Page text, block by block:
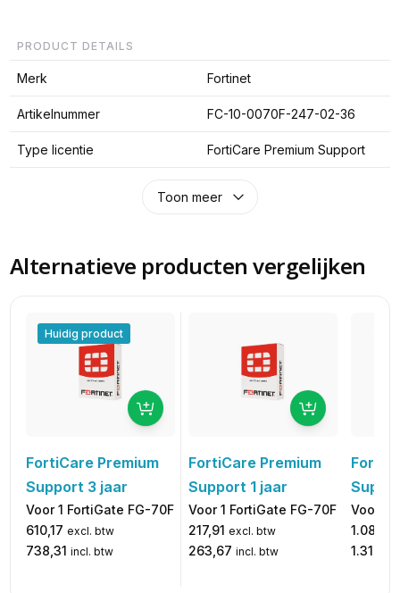
PRODUCT DETAILS
Merk Fortinet
Artikelnummer FC-10-0070F-247-02-36
Type licentie FortiCare Premium Support
Toon meer
Alternatieve producten vergelijken
Huidig product
FortiCare Premium
Support 3 jaar
Voor 1 FortiGate FG-70F
610,17 excl. btw
738,31 incl. btw
FortiCare Premium
Support 1 jaar
Voor 1 FortiGate FG-70F
217,91 excl. btw
263,67 incl. btw
Voor 1